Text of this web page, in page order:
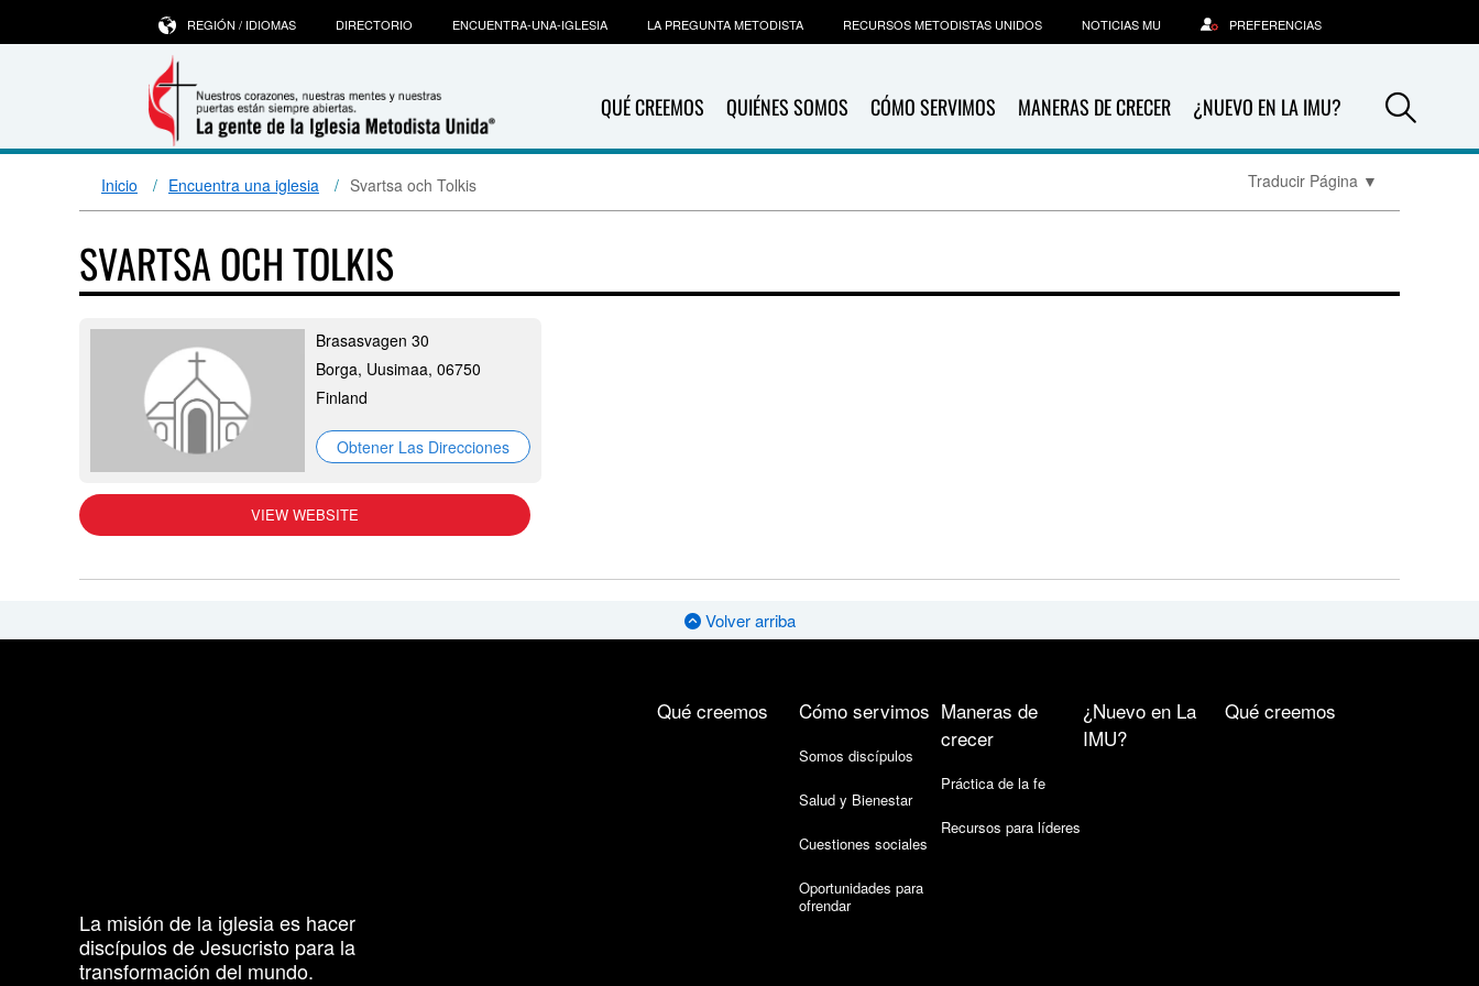
QUÉ CREEMOS QUIÉNES SOMOS CÓMO SERVIMOS MANERAS DE CRECER ¿NUEVO EN LA IMU?
REGIÓN / IDIOMAS DIRECTORIO ENCUENTRA-UNA-IGLESIA LA PREGUNTA METODISTA RECURSOS METODISTAS UNIDOS NOTICIAS MU PREFERENCIAS
Inicio Encuentra una iglesia Svartsa och Tolkis Traducir Página ▼
SVARTSA OCH TOLKIS
Brasasvagen 30
Borga, Uusimaa, 06750
Finland
Obtener Las Direcciones
VIEW WEBSITE
Volver arriba
La misión de la iglesia es hacer
discípulos de Jesucristo para la
transformación del mundo.
Qué creemos Cómo servimos
Somos discípulos
Salud y Bienestar
Cuestiones sociales
Oportunidades para
ofrendar
Maneras de
crecer
Práctica de la fe
Recursos para líderes
¿Nuevo en La
IMU?
Qué creemos